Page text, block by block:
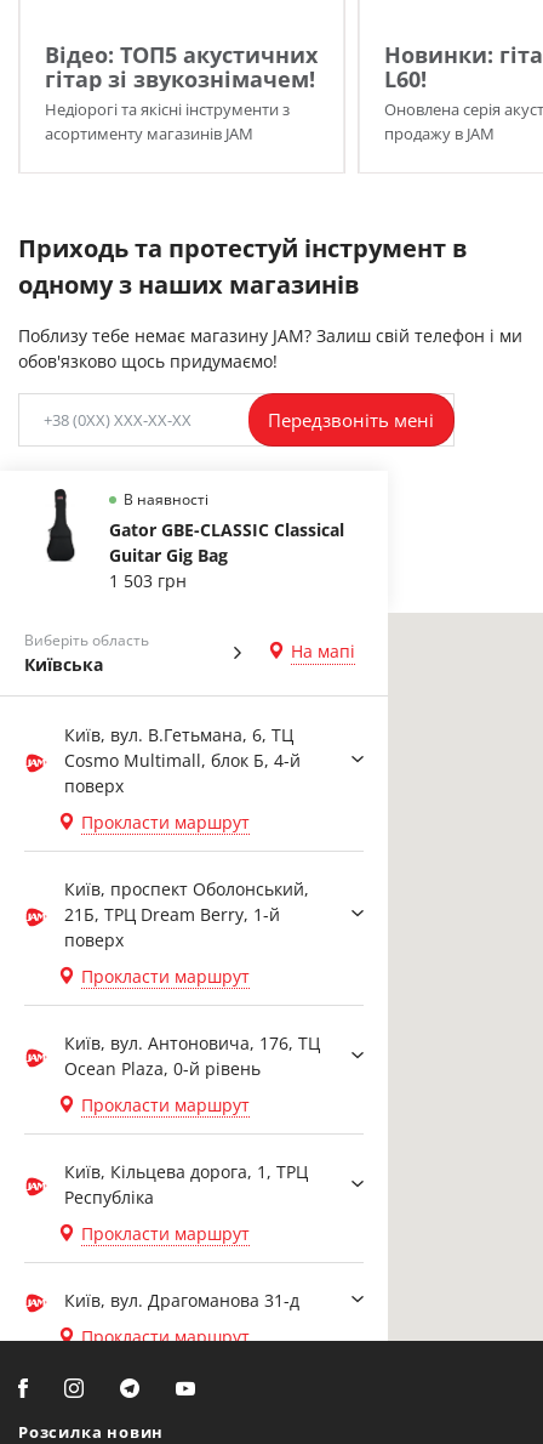
Відео: ТОП5 акустичних
гітар зі звукознімачем!
Недіорогі та якісні інструменти з
асортименту магазинів JAM
Новинки:
L60!
Оновлена серія
продажу в JAM
Приходь та протестуй інструмент в
одному з наших магазинів
Поблизу тебе немає магазину JAM? Залиш свій телефон і ми
обов'язково щось придумаємо!
В наявності
Gator GBE-CLASSIC Classical
Guitar Gig Bag
1 503 грн
Виберіть область
Київська
На мапі
Київ, вул. В.Гетьмана, 6, ТЦ
Cosmo Multimall, блок Б, 4-й
поверх
Прокласти маршрут
Київ, проспект Оболонський,
21Б, ТРЦ Dream Berry, 1-й
поверх
Прокласти маршрут
Київ, вул. Антоновича, 176, ТЦ
Ocean Plaza, 0-й рівень
Прокласти маршрут
Київ, Кільцева дорога, 1, ТРЦ
Республіка
Прокласти маршрут
Київ, вул. Драгоманова 31-д
Прокласти маршрут
Біла Церква, вул. Ярослава
Мудрого, 20, офіс 108
Передзвоніть мені
Розсилка новин